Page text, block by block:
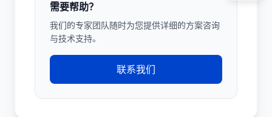
需要帮助？
我们的专家团队随时为您提供详细的方案咨询
与技术支持。
联系我们